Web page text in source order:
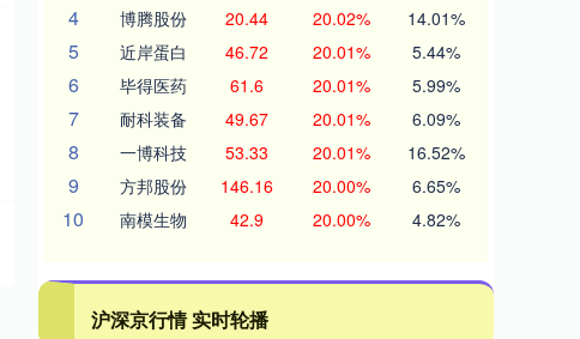
4 博腾股份 20.44 20.02% 14.01%
5 近岸蛋白 46.72 20.01% 5.44%
6 毕得医药 61.6 20.01% 5.99%
7 耐科装备 49.67 20.01% 6.09%
8 一博科技 53.33 20.01% 16.52%
9 方邦股份 146.16 20.00% 6.65%
10 南模生物 42.9 20.00% 4.82%
沪深京行情 实时轮播